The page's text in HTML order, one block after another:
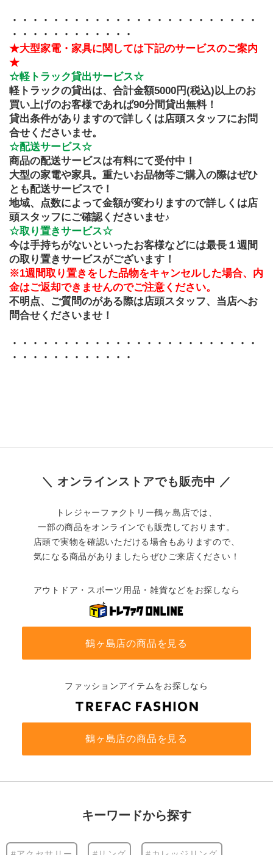
・・・・・・・・・・・・・・・・・・・・・・・・
・・・・・・・・・・・・
★大型家電・家具に関しては下記のサービスのご案内
★
☆軽トラック貸出サービス☆
軽トラックの貸出は、合計金額5000円(税込)以上のお
買い上げのお客様であれば90分間貸出無料！
貸出条件がありますので詳しくは店頭スタッフにお問
合せくださいませ。
☆配送サービス☆
商品の配送サービスは有料にて受付中！
大型の家電や家具。重たいお品物等ご購入の際はぜひ
とも配送サービスで！
地域、点数によって金額が変わりますので詳しくは店
頭スタッフにご確認くださいませ♪
☆取り置きサービス☆
今は手持ちがないといったお客様などには最長１週間
の取り置きサービスがございます！
※1週間取り置きをした品物をキャンセルした場合、内
金はご返却できませんのでご注意ください。
不明点、ご質問のがある際は店頭スタッフ、当店へお
問合せくださいませ！
・・・・・・・・・・・・・・・・・・・・・・・・
・・・・・・・・・・・・
＼ オンラインストアでも販売中 ／
トレジャーファクトリー鶴ヶ島店では、
一部の商品をオンラインでも販売しております。
店頭で実物を確認いただける場合もありますので、
気になる商品がありましたらぜひご来店ください！
アウトドア・スポーツ用品・雑貨などをお探しなら
鶴ヶ島店の商品を見る
ファッションアイテムをお探しなら
鶴ヶ島店の商品を見る
キーワードから探す